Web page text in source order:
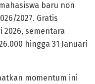
baru non
2027. Gratis
2026, sementara
hingga 31 Januari
momentum ini